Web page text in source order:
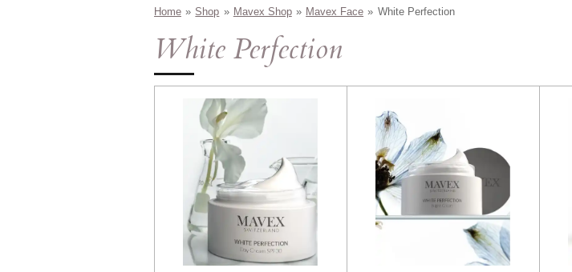
Home » Shop » Mavex Shop » Mavex Face » White Perfection
White Perfection